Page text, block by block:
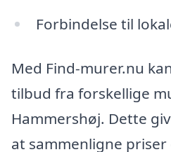
Forbindelse til
Med Find-murer.nu
tilbud fra forskellige
Hammershøj. Dette
at sammenligne priser